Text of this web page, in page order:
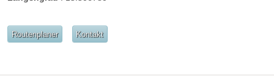
Routenplaner Kontakt